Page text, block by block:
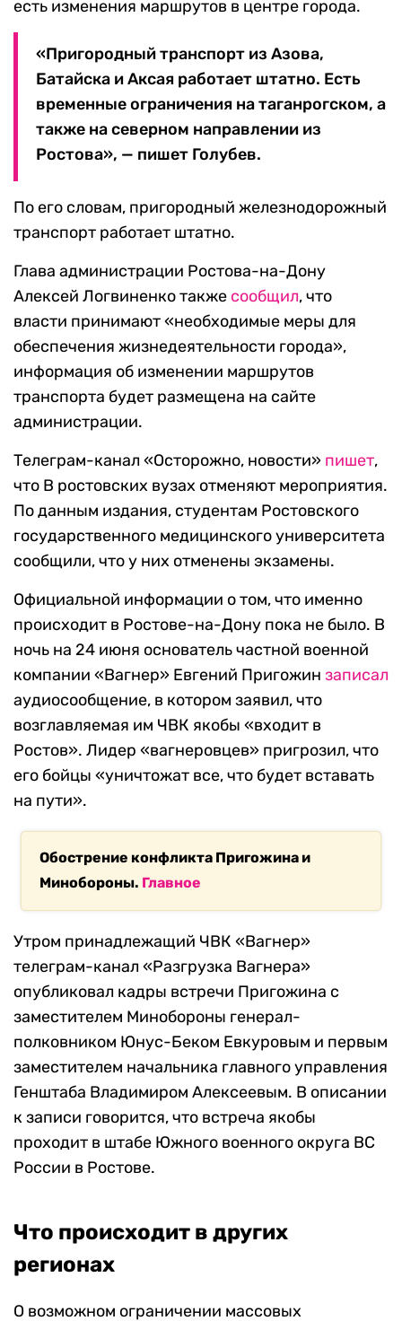
есть изменения маршрутов в центре города.
«Пригородный транспорт из Азова,
Батайска и Аксая работает штатно. Есть
временные ограничения на таганрогском, а
также на северном направлении из
Ростова», — пишет Голубев.
По его словам, пригородный железнодорожный
транспорт работает штатно.
Глава администрации Ростова-на-Дону
Алексей Логвиненко также сообщил, что
власти принимают «необходимые меры для
обеспечения жизнедеятельности города»,
информация об изменении маршрутов
транспорта будет размещена на сайте
администрации.
Телеграм-канал «Осторожно, новости» пишет,
что В ростовских вузах отменяют мероприятия.
По данным издания, студентам Ростовского
государственного медицинского университета
сообщили, что у них отменены экзамены.
Официальной информации о том, что именно
происходит в Ростове-на-Дону пока не было. В
ночь на 24 июня основатель частной военной
компании «Вагнер» Евгений Пригожин записал
аудиосообщение, в котором заявил, что
возглавляемая им ЧВК якобы «входит в
Ростов». Лидер «вагнеровцев» пригрозил, что
его бойцы «уничтожат все, что будет вставать
на пути».
Обострение конфликта Пригожина и
Минобороны. Главное
Утром принадлежащий ЧВК «Вагнер»
телеграм-канал «Разгрузка Вагнера»
опубликовал кадры встречи Пригожина с
заместителем Минобороны генерал-
полковником Юнус-Беком Евкуровым и первым
заместителем начальника главного управления
Генштаба Владимиром Алексеевым. В описании
к записи говорится, что встреча якобы
проходит в штабе Южного военного округа ВС
России в Ростове.
Что происходит в других
регионах
О возможном ограничении массовых